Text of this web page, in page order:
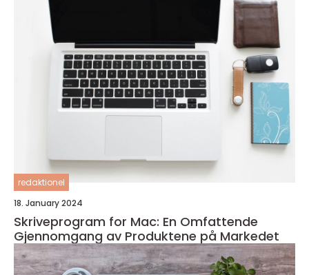
redaktionel
18. January 2024
Skriveprogram for Mac: En Omfattende
Gjennomgang av Produktene på Markedet